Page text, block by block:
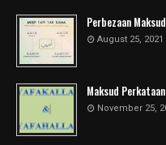
Perbezaan
August 25, 2021
Maksud
November 25,